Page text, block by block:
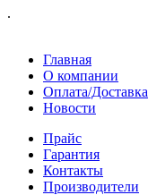
.
Главная
О компании
Оплата/Доставка
Новости
Прайс
Гарантия
Контакты
Производители